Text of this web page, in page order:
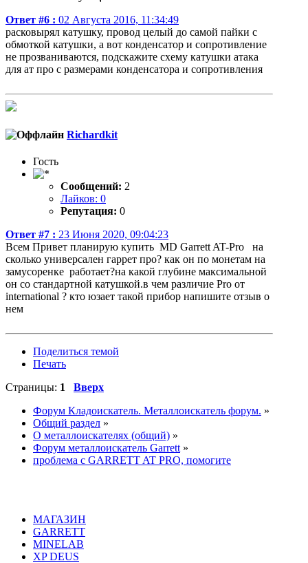
Ответ #6 : 02 Августа 2016, 11:34:49
расковырял катушку, провод целый до самой пайки с
обмоткой катушки, а вот конденсатор и сопротивление
не прозваниваются, подскажите схему катушки атака
для ат про с размерами конденсатора и сопротивления
Richardkit
Гость
Сообщений: 2
Лайков: 0
Репутация: 0
Ответ #7 : 23 Июня 2020, 09:04:23
Всем Привет планирую купить MD Garrett AT-Pro на
сколько универсален гаррет про? как он по монетам на
замусоренке работает?на какой глубине максимальной
он со стандартной катушкой.в чем различие Pro от
international ? кто юзает такой прибор напишите отзыв о
нем
Поделиться темой
Печать
Страницы: 1
Вверх
Форум Кладоискатель. Металлоискатель форум. »
Общий раздел »
О металлоискателях (общий) »
Форум металлоискатель Garrett »
проблема с GARRETT AT PRO, помогите
МАГАЗИН
GARRETT
MINELAB
XP DEUS